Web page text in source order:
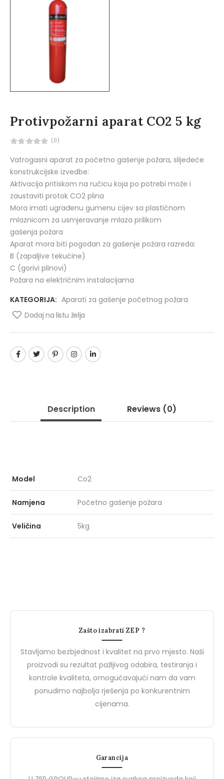
153
MARCUS
Novosti
Upoznajte BIZZ: Vaš Partner
Protivpožarni aparat CO2 5 kg
(0)
Vatrogasni aparat za početno gašenje požara, slijedeće
konstrukcijske izvedbe:
Aktivacija pritiskom na ručicu koja po potrebi može i
zaustaviti protok CO2 plina
Mora imati ugrađenu gumenu cijev sa plastičnom
mlaznicom za usmjeravanje mlaza prilikom
gašenja požara
Aparat mora biti pogodan za gašenje požara razreda:
B (zapaljive tekućine)
C (gorivi plinovi)
Požara na električnim instalacijama
KATEGORIJA: Aparati za gašenje početnog požara
Dodaj na listu želja
Description Reviews (0)
Model Co2
Namjena Početno gašenje požara
Veličina 5kg
Zašto izabrati ZEP ?
Stavljamo bezbjednost i kvalitet na prvo mjesto. Naši
proizvodi su rezultat pažljivog odabira, testiranja i
kontrole kvaliteta, omogućavajući nam da vam
ponudimo najbolja rješenja po konkurentnim
cijenama.
Garancija